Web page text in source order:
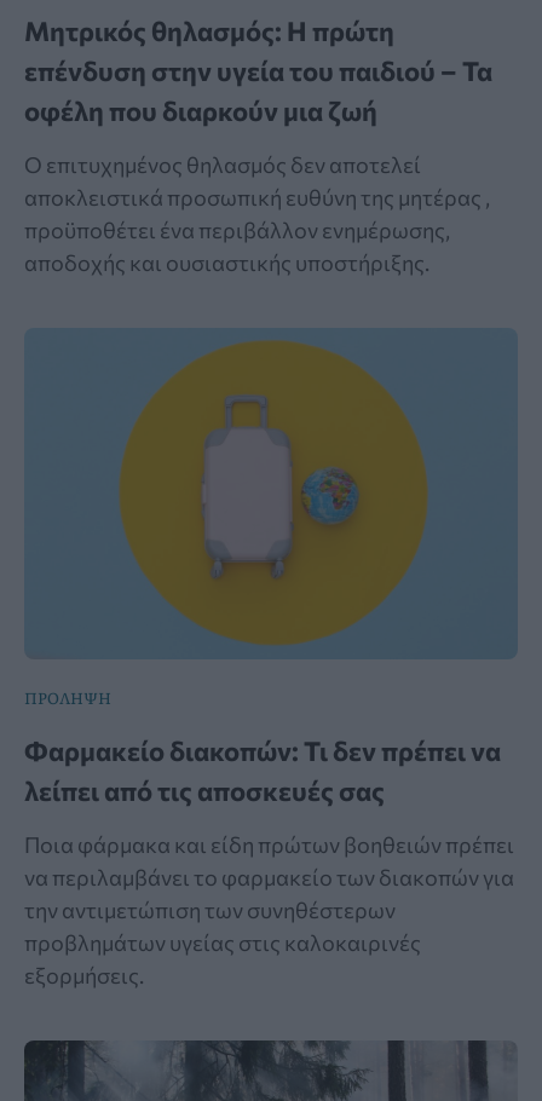
Μητρικός θηλασμός: Η πρώτη
επένδυση στην υγεία του παιδιού – Τα
οφέλη που διαρκούν μια ζωή
Ο επιτυχημένος θηλασμός δεν αποτελεί
αποκλειστικά προσωπική ευθύνη της μητέρας ,
προϋποθέτει ένα περιβάλλον ενημέρωσης,
αποδοχής και ουσιαστικής υποστήριξης.
ΠΡΟΛΗΨΗ
Φαρμακείο διακοπών: Τι δεν πρέπει να
λείπει από τις αποσκευές σας
Ποια φάρμακα και είδη πρώτων βοηθειών πρέπει
να περιλαμβάνει το φαρμακείο των διακοπών για
την αντιμετώπιση των συνηθέστερων
προβλημάτων υγείας στις καλοκαιρινές
εξορμήσεις.